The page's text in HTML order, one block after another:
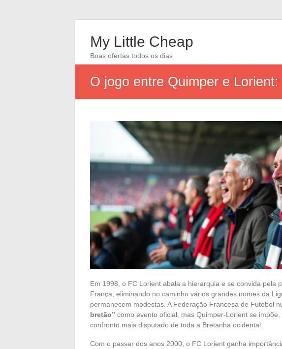
My Little Cheap
Boas ofertas todos os dias
O jogo entre Quimper e
Em 1998, o FC Lorient abala a hierarquia e se convida pela
França, eliminando no caminho vários grandes nomes da
permanecem modestas. A Federação Francesa de Futebol
bretão” como evento oficial, mas Quimper-Lorient se
confronto mais disputado de toda a Bretanha ocidental.
Com o passar dos anos 2000, o FC Lorient ganha